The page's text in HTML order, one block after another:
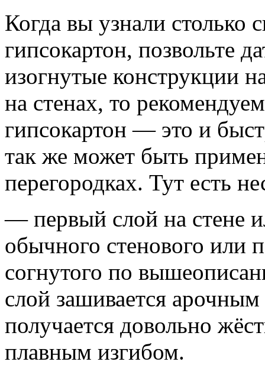
Когда вы узнали столько
гипсокартон, позвольте
изогнутые конструкции
на стенах, то
гипсокартон — это и
так же может быть
перегородках. Тут есть
— первый слой на стене
обычного стенового или
согнутого по
слой зашивается
получается довольно
плавным изгибом.